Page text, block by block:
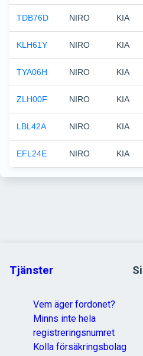
TDB76D NIRO KIA
KLH61Y NIRO KIA
TYA06H NIRO KIA
ZLH00F NIRO KIA
LBL42A NIRO KIA
EFL24E NIRO KIA
Tjänster
Vem äger fordonet?
Minns inte hela
registreringsnumret
Kolla försäkringsbolag